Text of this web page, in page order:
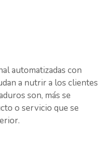
automatizadas con
a nutrir a los clientes
son, más se
o servicio que se